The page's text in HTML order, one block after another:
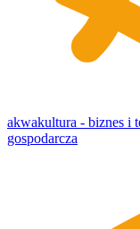
akwakultura - biznes i
gospodarcza